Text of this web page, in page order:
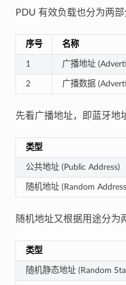
PDU 有效负载也分为两部
序号 名称
1 广播地址
2 广播数据
先看广播地址，即蓝牙地
类型
公共地址 (Public Address)
随机地址 (Random
随机地址又根据用途分为
类型
随机静态地址 (Random